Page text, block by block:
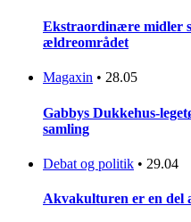
Ekstraordinære midler
ældreområdet
Magaxin • 28.05
Gabbys Dukkehus-
samling
Debat og politik • 29.04
Akvakulturen er en del